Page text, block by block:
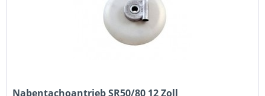
Nabentachoantrieb SR50/80 12 Zoll